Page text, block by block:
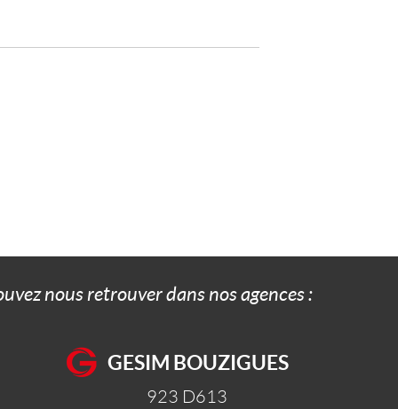
nous retrouver dans nos agences :
GESIM BOUZIGUES
923 D613